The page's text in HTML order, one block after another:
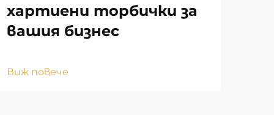
хартиени торбички за
вашия бизнес
Виж повече